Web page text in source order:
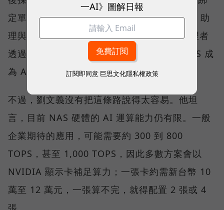
定單一 AI 供應商。QNAP 也以 QuAgent AI 助
理與模型情境協定（MCP）相關能力，讓管理者
透過自然語言查詢狀態、調整設定，並讓 NAS 成
為 AI Agent 可調用的資料節點。
不過，劉文義沒有把這條路說得太容易。他坦
言，目前 NAS 硬體的 AI 運算能力仍有限。一般
企業期待的應用，可能需要約 300 到 800
TOPS，甚至 1,000 TOPS，因此多數方案會以
NVIDIA 顯示卡補足算力；一張卡約需新台幣 10
萬至 12 萬元，一張算不完，就得配置 2 張或 4
張。
一AI》圖解日報
訂閱即同意 巨思文化隱私權政策